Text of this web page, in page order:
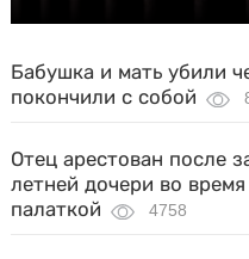
Бабушка и мать убили
покончили с собой
Отец арестован после
летней дочери во
палаткой
4758